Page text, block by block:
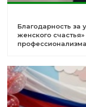
Благодарность за
женского
профессионализма